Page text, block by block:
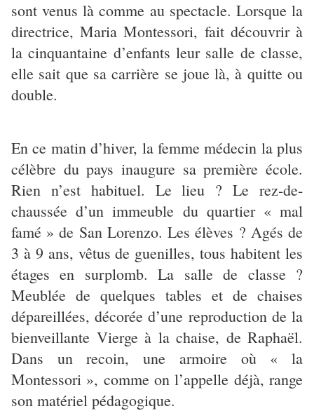
sont venus là comme au spectacle. Lorsque la
directrice, Maria Montessori, fait découvrir à
la cinquantaine d’enfants leur salle de classe,
elle sait que sa carrière se joue là, à quitte ou
double.
En ce matin d’hiver, la femme médecin la plus
célèbre du pays inaugure sa première école.
Rien n’est habituel. Le lieu ? Le rez-de-
chaussée d’un immeuble du quartier « mal
famé » de San Lorenzo. Les élèves ? Agés de
3 à 9 ans, vêtus de guenilles, tous habitent les
étages en surplomb. La salle de classe ?
Meublée de quelques tables et de chaises
dépareillées, décorée d’une reproduction de la
bienveillante Vierge à la chaise, de Raphaël.
Dans un recoin, une armoire où « la
Montessori », comme on l’appelle déjà, range
son matériel pédagogique.